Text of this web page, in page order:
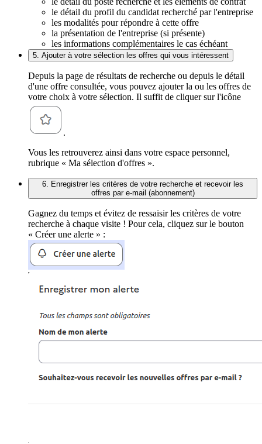
le détail du profil du candidat recherché par l'entreprise
les modalités pour répondre à cette offre
la présentation de l'entreprise (si présente)
les informations complémentaires le cas échéant
5. Ajouter à votre sélection les offres qui vous intéressent
Depuis la page de résultats de recherche ou depuis le détail
d'une offre consultée, vous pouvez ajouter la ou les offres de
votre choix à votre sélection. Il suffit de cliquer sur l'icône
.
Vous les retrouverez ainsi dans votre espace personnel,
rubrique « Ma sélection d'offres ».
6. Enregistrer les critères de votre recherche et recevoir les
offres par e-mail (abonnement)
Gagnez du temps et évitez de ressaisir les critères de votre
recherche à chaque visite ! Pour cela, cliquez sur le bouton
« Créer une alerte » :